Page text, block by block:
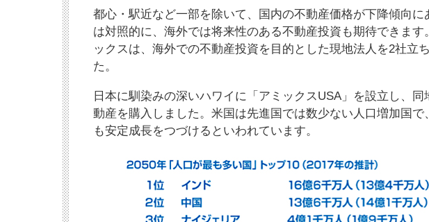
都心・駅近など一部を除いて、国内の不動産価格が下降傾向に
は対照的に、海外では将来性のある不動産投資も期待できます
ックスは、海外での不動産投資を目的とした現地法人を2社立
た。
日本に馴染みの深いハワイに「アミックスUSA」を設立し、同
動産を購入しました。米国は先進国では数少ない人口増加国で
も安定成長をつづけるといわれています。